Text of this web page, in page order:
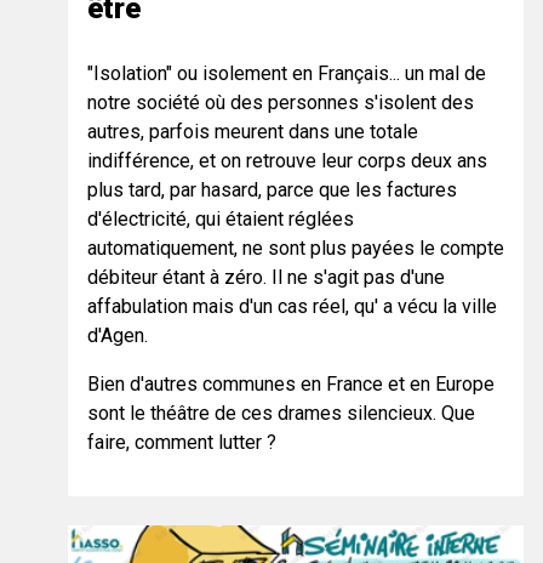
être
"Isolation" ou isolement en Français... un mal de
notre société où des personnes s'isolent des
autres, parfois meurent dans une totale
indifférence, et on retrouve leur corps deux ans
plus tard, par hasard, parce que les factures
d'électricité, qui étaient réglées
automatiquement, ne sont plus payées le compte
débiteur étant à zéro. Il ne s'agit pas d'une
affabulation mais d'un cas réel, qu' a vécu la ville
d'Agen.
Bien d'autres communes en France et en Europe
sont le théâtre de ces drames silencieux. Que
faire, comment lutter ?